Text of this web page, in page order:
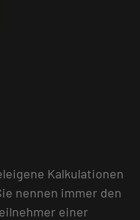
Kalkulationen
nennen immer den
einer